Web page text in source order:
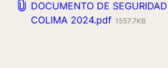
DOCUMENTO DE
COLIMA 2024.pdf 1557.7KB